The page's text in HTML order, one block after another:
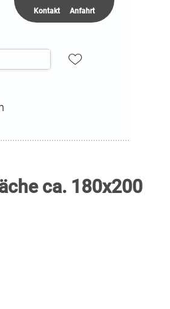
Kontakt Anfahrt
ca. 180x200